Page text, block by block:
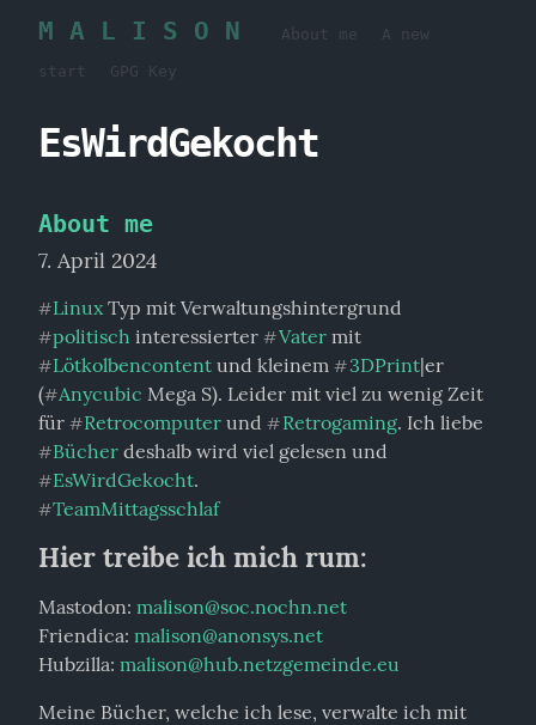
M A L I S O N About me A new
start GPG Key
EsWirdGekocht
About me
7. April 2024
#Linux
#politisch interessierter #Vater mit
#Lötkolbencontent und kleinem #3DPrint|er
(#Anycubic Mega S). Leider mit viel zu wenig Zeit
für #Retrocomputer und #Retrogaming
#Bücher
#EsWirdGekocht
#TeamMittagsschlaf
Hier treibe ich mich rum:
Mastodon: malison@soc.nochn.net
Friendica: malison@anonsys.net
Hubzilla: malison@hub.netzgemeinde.eu
Meine Bücher, welche ich lese, verwalte ich mit